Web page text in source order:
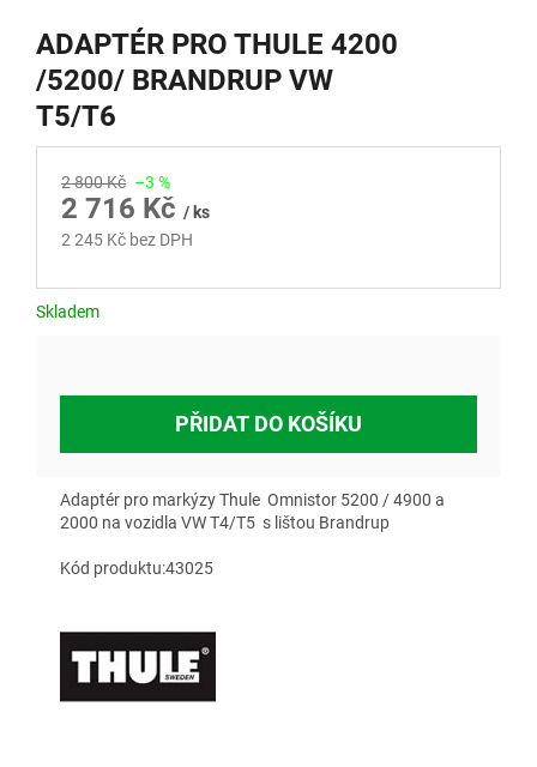
ADAPTÉR PRO THULE 4200
/5200/ BRANDRUP VW
T5/T6
2 800 Kč –3 %
2 716 Kč / ks
2 245 Kč bez DPH
Skladem
PŘIDAT DO KOŠÍKU
Adaptér pro markýzy Thule Omnistor 5200 / 4900 a
2000 na vozidla VW T4/T5 s lištou Brandrup
Kód produktu:43025